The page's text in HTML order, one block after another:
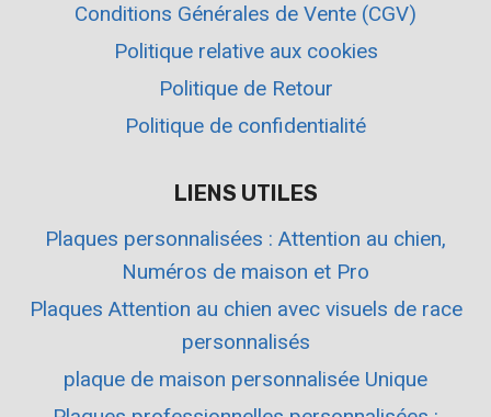
Conditions Générales de Vente (CGV)
Politique relative aux cookies
Politique de Retour
Politique de confidentialité
LIENS UTILES
Plaques personnalisées : Attention au chien,
Numéros de maison et Pro
Plaques Attention au chien avec visuels de race
personnalisés
plaque de maison personnalisée Unique